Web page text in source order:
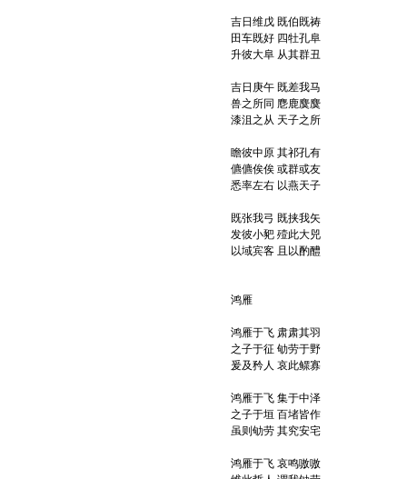
吉日维戊 既伯既祷
田车既好 四牡孔阜
升彼大阜 从其群丑
吉日庚午 既差我马
兽之所同 麀鹿麌麌
漆沮之从 天子之所
瞻彼中原 其祁孔有
儦儦俟俟 或群或友
悉率左右 以燕天子
既张我弓 既挟我矢
发彼小豝 殪此大兕
以域宾客 且以酌醴
鸿雁
鸿雁于飞 肃肃其羽
之子于征 劬劳于野
爰及矜人 哀此鳏寡
鸿雁于飞 集于中泽
之子于垣 百堵皆作
虽则劬劳 其究安宅
鸿雁于飞 哀鸣嗷嗷